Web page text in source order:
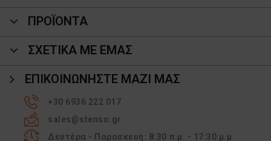
ΠΡΟΪΌΝΤΑ
ΣΧΕΤΙΚΑ ΜΕ ΕΜΑΣ
ΕΠΙΚΟΙΝΩΝΉΣΤΕ ΜΑΖΊ ΜΑΣ
+30 6936 222 017
sales@stenso.gr
Δευτέρα - Παρασκευή: 8:30 π.μ. - 17:30 μ.μ